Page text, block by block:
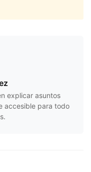
explicar asuntos
accesible para todo